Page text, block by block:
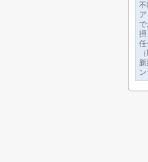
不
で
摂
任